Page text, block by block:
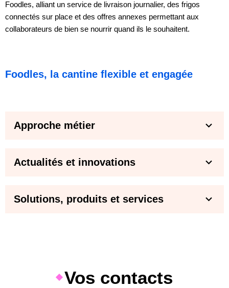
Foodles, alliant un service de livraison journalier, des frigos
connectés sur place et des offres annexes permettant aux
collaborateurs de bien se nourrir quand ils le souhaitent.
Foodles, la cantine flexible et engagée
Approche métier
Actualités et innovations
Solutions, produits et services
Vos contacts